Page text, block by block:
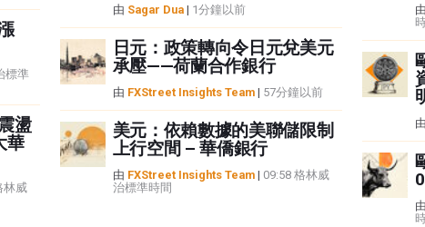
標準
盪
華
林威
由 Sagar Dua| 1分鐘以前
日元：政策轉向令日元兌美元
承壓——荷蘭合作銀行
由 FXStreet Insights Team| 57分鐘以前
美元：依賴數據的美聯儲限制
上行空間 – 華僑銀行
由 FXStreet Insights Team| 09:58 格林威
治標準時間
由
由
由